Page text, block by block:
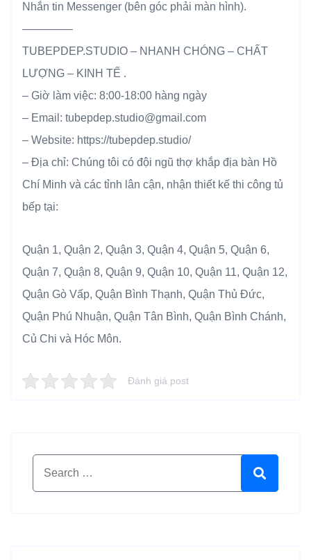
Nhắn tin Messenger (bên góc phải màn hình).
————–
TUBEPDEP.STUDIO – NHANH CHÓNG – CHẤT
LƯỢNG – KINH TẾ .
– Giờ làm việc: 8:00-18:00 hàng ngày
– Email: tubepdep.studio@gmail.com
– Website: https://tubepdep.studio/
– Địa chỉ: Chúng tôi có đội ngũ thợ khắp địa bàn Hồ
Chí Minh và các tỉnh lân cận, nhận thiết kế thi công tủ
bếp tại:
Quận 1, Quận 2, Quận 3, Quận 4, Quận 5, Quận 6,
Quận 7, Quận 8, Quận 9, Quận 10, Quận 11, Quận 12,
Quận Gò Vấp, Quận Bình Thạnh, Quận Thủ Đức,
Quận Phú Nhuận, Quận Tân Bình, Quận Bình Chánh,
Củ Chi và Hóc Môn.
Đánh giá post